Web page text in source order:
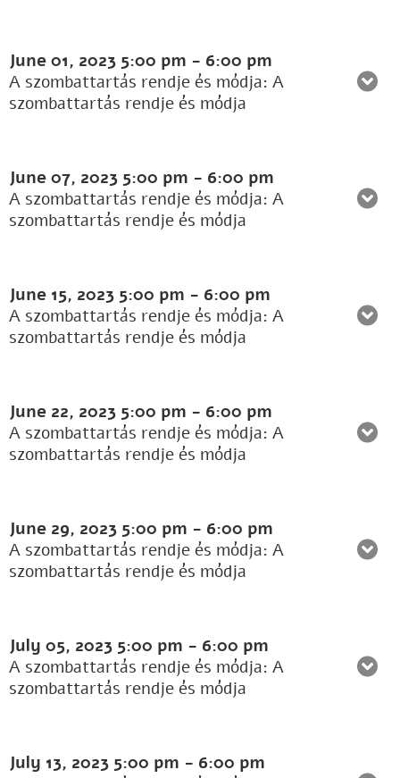
June 01, 2023 5:00 pm - 6:00 pm
A szombattartás rendje és módja: A
szombattartás rendje és módja
June 07, 2023 5:00 pm - 6:00 pm
A szombattartás rendje és módja: A
szombattartás rendje és módja
June 15, 2023 5:00 pm - 6:00 pm
A szombattartás rendje és módja: A
szombattartás rendje és módja
June 22, 2023 5:00 pm - 6:00 pm
A szombattartás rendje és módja: A
szombattartás rendje és módja
June 29, 2023 5:00 pm - 6:00 pm
A szombattartás rendje és módja: A
szombattartás rendje és módja
July 05, 2023 5:00 pm - 6:00 pm
A szombattartás rendje és módja: A
szombattartás rendje és módja
July 13, 2023 5:00 pm - 6:00 pm